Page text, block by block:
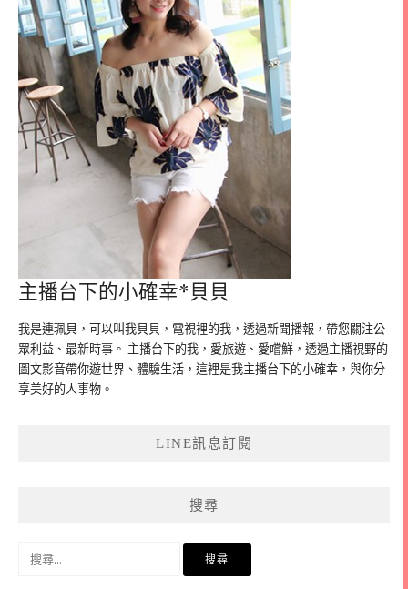
主播台下的小確幸*貝貝
我是連珮貝，可以叫我貝貝，電視裡的我，透過新聞播報，帶您關注公
眾利益、最新時事。 主播台下的我，愛旅遊、愛嚐鮮，透過主播視野的
圖文影音帶你遊世界、體驗生活，這裡是我主播台下的小確幸，與你分
享美好的人事物。
LINE訊息訂閱
搜尋